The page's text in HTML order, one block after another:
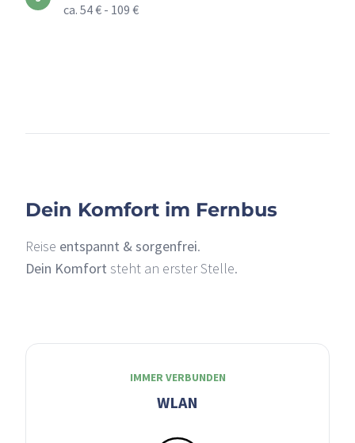
ca. 54 € - 109 €
Dein Komfort im Fernbus
Reise entspannt & sorgenfrei.
Dein Komfort steht an erster Stelle.
IMMER VERBUNDEN
WLAN